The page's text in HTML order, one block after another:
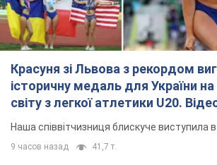
Красуня зі Львова з рекордом
історичну медаль для України на
світу з легкої атлетики U20.
Наша співвітчизниця блискуче виступила в
9 часов назад 41,7 т.